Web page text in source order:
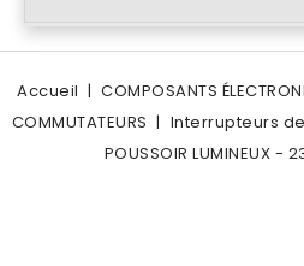
Accueil COMPOSANTS
COMMUTATEURS
Interrupteurs
POUSSOIR LUMINEUX -